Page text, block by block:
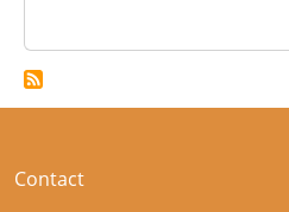
Contact